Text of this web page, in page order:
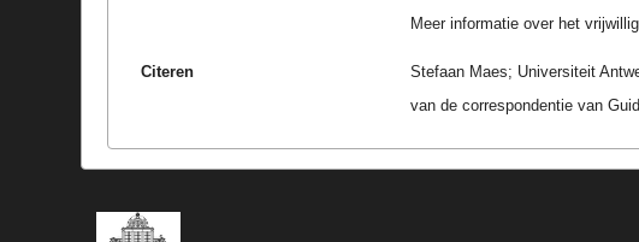
Meer informatie over het
Citeren
Stefaan Maes; Universiteit
van de correspondentie van